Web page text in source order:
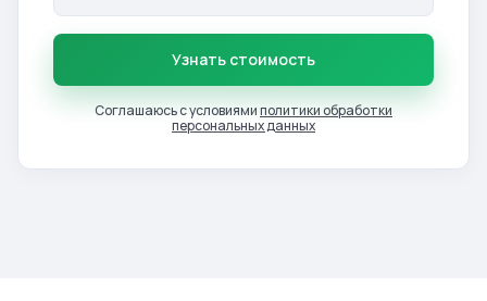
Узнать стоимость
Соглашаюсь с условиямиполитики обработки
персональных данных